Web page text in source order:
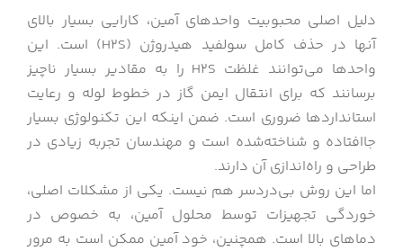
دلیل اصلی محبوبیت واحدهای آمین، کارایی بسیار بالای
آنها در حذف کامل سولفید هیدروژن (H2S) است. این
واحدها می‌توانند غلظت H2S را به مقادیر بسیار ناچیز
برسانند که برای انتقال ایمن گاز در خطوط لوله و رعایت
استانداردها ضروری است. ضمن اینکه این تکنولوژی بسیار
جاافتاده و شناخته‌شده است و مهندسان تجربه زیادی در
طراحی و راه‌اندازی آن دارند.
اما این روش بی‌دردسر هم نیست. یکی از مشکلات اصلی،
خوردگی تجهیزات توسط محلول آمین، به خصوص در
دماهای بالا است. همچنین، خود آمین ممکن است به مرور